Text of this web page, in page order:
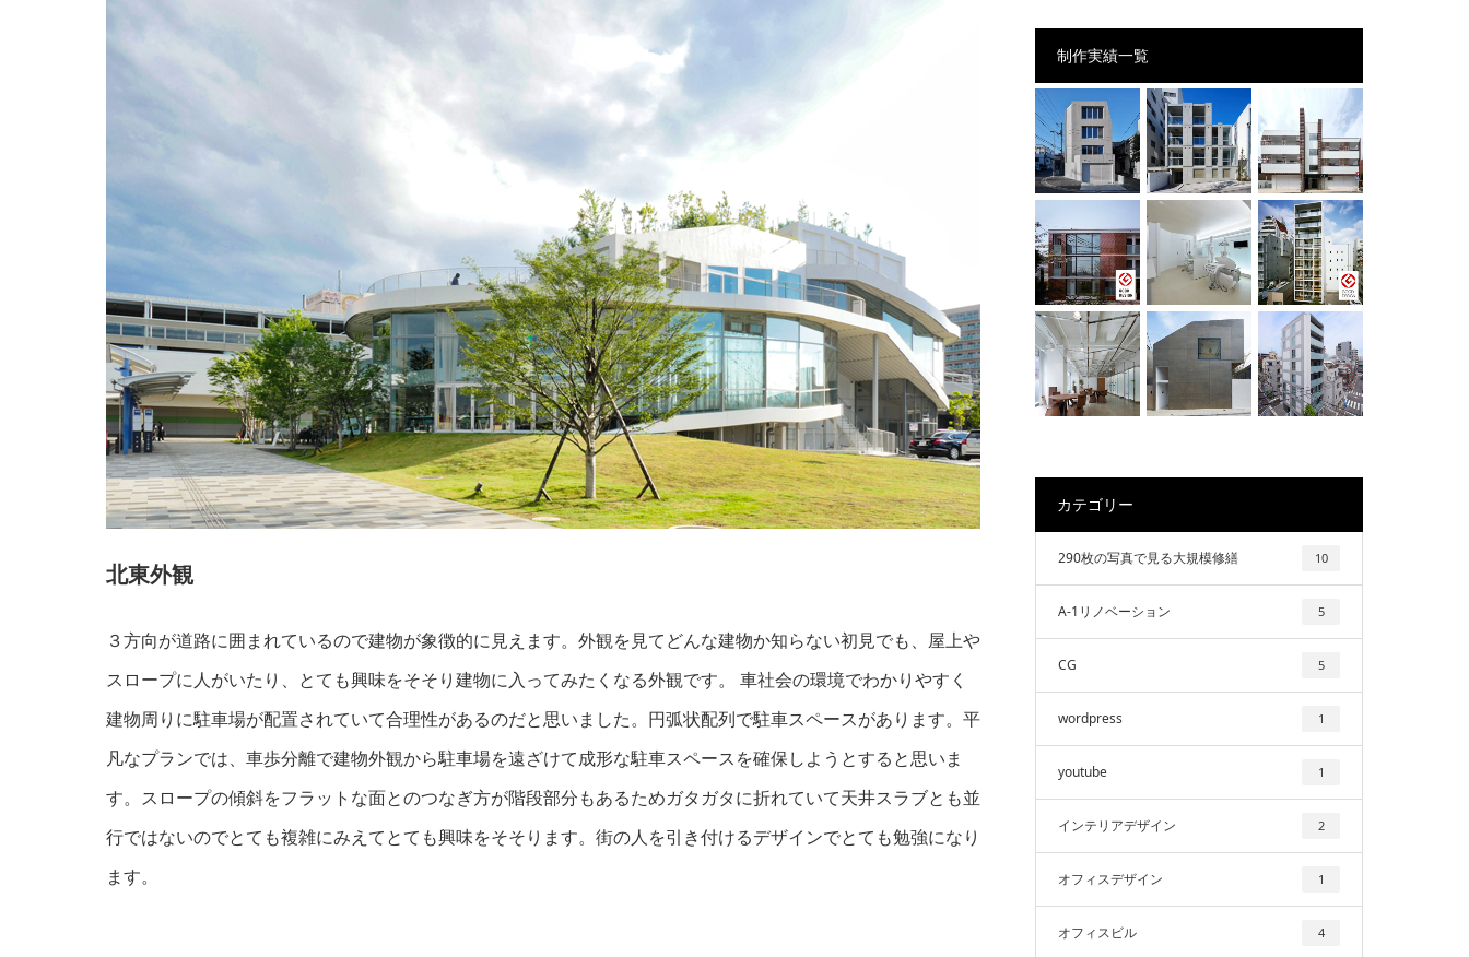
北東外観
３方向が道路に囲まれているので建物が象徴的に見えます。外観を見てどんな建物か知らない初見でも、屋上や
スロープに人がいたり、とても興味をそそり建物に入ってみたくなる外観です。 車社会の環境でわかりやすく
建物周りに駐車場が配置されていて合理性があるのだと思いました。円弧状配列で駐車スペースがあります。平
凡なプランでは、車歩分離で建物外観から駐車場を遠ざけて成形な駐車スペースを確保しようとすると思いま
す。スロープの傾斜をフラットな面とのつなぎ方が階段部分もあるためガタガタに折れていて天井スラブとも並
行ではないのでとても複雑にみえてとても興味をそそります。街の人を引き付けるデザインでとても勉強になり
ます。
制作実績一覧
カテゴリー
290枚の写真で見る大規模修繕 10
A-1リノベーション 5
CG 5
wordpress 1
youtube 1
インテリアデザイン 2
オフィスデザイン 1
オフィスビル 4